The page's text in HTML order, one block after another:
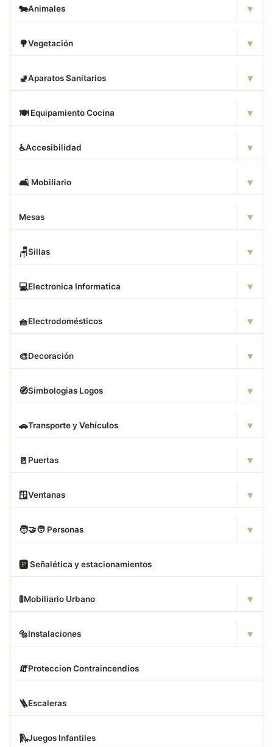
🐄Animales ▾
🌳Vegetación ▾
🚽Aparatos Sanitarios ▾
🍽️ Equipamiento Cocina ▾
♿Accesibilidad ▾
🛋 ️ Mobiliario ▾
Mesas ▾
🪑Sillas ▾
💻Electronica Informatica ▾
🧺Electrodomésticos ▾
🎨Decoración ▾
🧭Simbologias Logos ▾
🚗Transporte y Vehículos ▾
🚪 Puertas ▾
🪟Ventanas ▾
🧑‍🤝‍🧑 Personas ▾
🅿️ Señalética y estacionamientos
🚦Mobiliario Urbano ▾
🔩Instalaciones ▾
🧯Proteccion Contraincendios
🪜Escaleras
🛝Juegos Infantiles